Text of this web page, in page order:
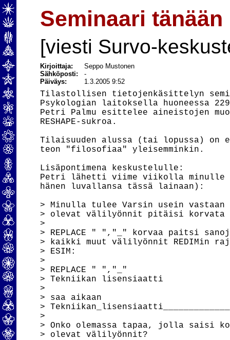
Seminaari tänään
[viesti Survo-
Kirjoittaja:
Seppo Mustonen
Sähköposti:-
Päiväys:
1.3.2005 9:52
Tilastollisen tietojenkäsittelyn
Psykologian laitoksella huoneessa
Petri Palmu esittelee aineistojen
RESHAPE-sukroa.
Tilaisuuden alussa (tai lopussa) on
teon "filosofiaa" yleisemminkin.
Lisäpontimena keskustelulle:
Petri lähetti viime viikolla minulle
hänen luvallansa tässä lainaan):
> Minulla tulee Varsin usein
> olevat välilyönnit pitäisi korvata
>
> REPLACE " ","_" korvaa paitsi
> kaikki muut välilyönnit REDIMin
> ESIM:
>
> REPLACE " ","_"
> Tekniikan lisensiaatti
>
> saa aikaan
>
>
> Onko olemassa tapaa, jolla saisi
> olevat välilyönnit?